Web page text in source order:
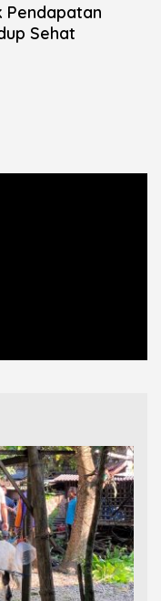
Pendapatan
Sehat